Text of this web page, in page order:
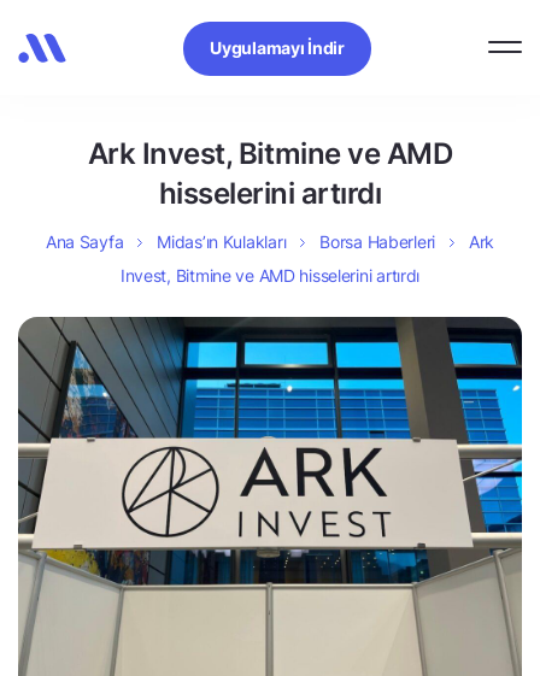
Uygulamayı İndir
Ark Invest, Bitmine ve AMD
hisselerini artırdı
Ana Sayfa Midas’ın Kulakları Borsa Haberleri
Ark
Invest, Bitmine ve AMD hisselerini artırdı